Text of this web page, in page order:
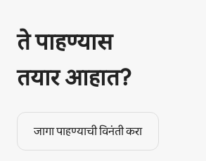
ते पाहण्यास
तयार आहात?
जागा पाहण्याची विनंती करा